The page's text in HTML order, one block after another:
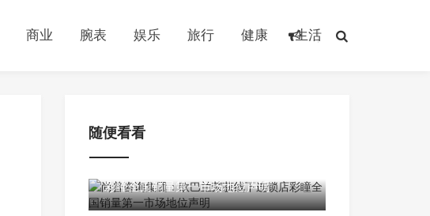
商业 腕表 娱乐 旅行 健康 生活
随便看看
彩瞳全国销量第一市场地位声明